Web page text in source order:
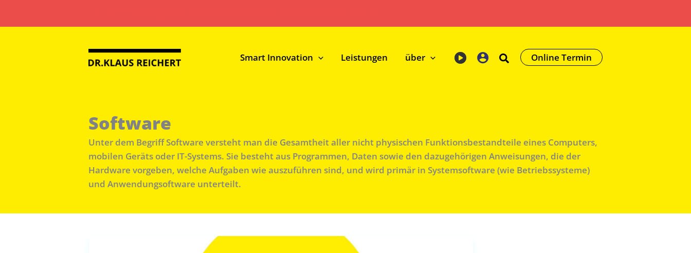
Smart Innovation Leistungen über Online Termin
Software
Unter dem Begriff Software versteht man die Gesamtheit aller nicht physischen Funktionsbestandteile eines Computers,
mobilen Geräts oder IT-Systems. Sie besteht aus Programmen, Daten sowie den dazugehörigen Anweisungen, die der
Hardware vorgeben, welche Aufgaben wie auszuführen sind, und wird primär in Systemsoftware (wie Betriebssysteme)
und Anwendungsoftware unterteilt.